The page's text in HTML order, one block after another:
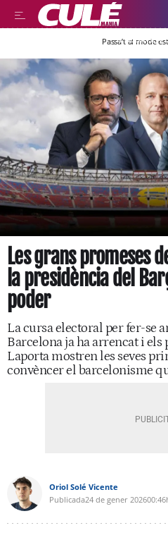
LLEGIR EN
Passa’t al mode
Les grans promeses
la presidència del
poder
La cursa electoral per fer-se
Barcelona ja ha arrencat i
Laporta mostren les seves
convèncer el barcelonisme
Oriol Solé Vicente
Publicada24 de gener 2026